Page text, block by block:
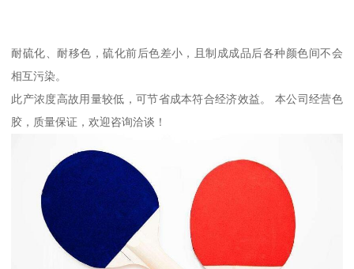
耐硫化、耐移色，硫化前后色差小，且制成成品后各种颜色间不会
相互污染。
此产浓度高故用量较低，可节省成本符合经济效益。 本公司经营色
胶，质量保证，欢迎咨询洽谈！